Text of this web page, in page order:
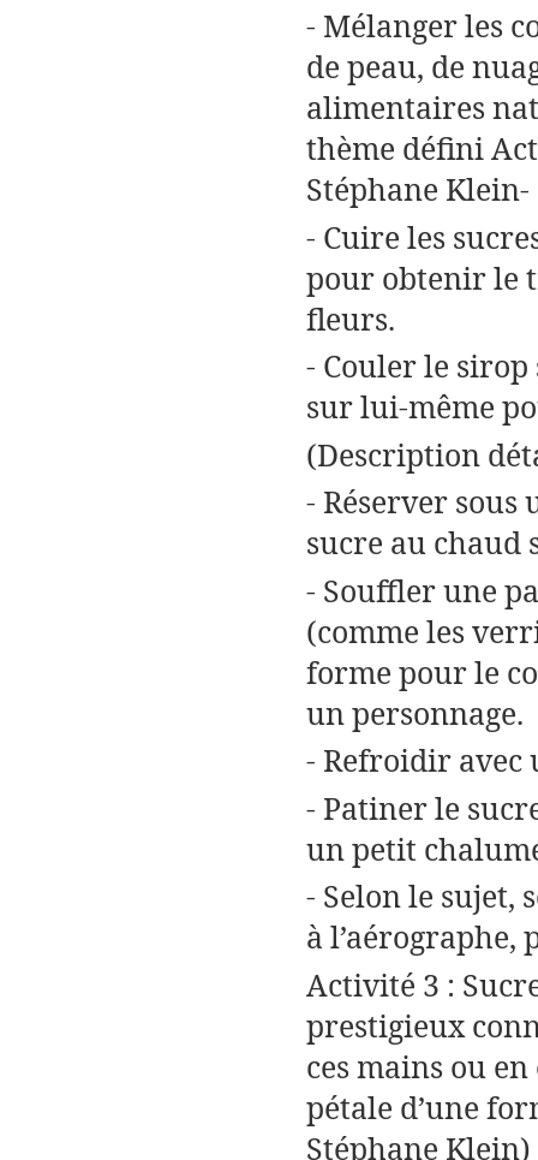
- Mélanger les
de peau, de
alimentaires
thème défini
Stéphane
- Cuire les
pour obtenir le
fleurs.
- Couler le
sur lui-même
(Description
- Réserver
sucre au chaud
- Souffler une
(comme les
forme pour le
un personnage.
- Refroidir avec
- Patiner le
un petit
- Selon le
à l’aérographe,
Activité 3 :
prestigieux
ces mains ou
pétale d’une
Stéphane Klein)